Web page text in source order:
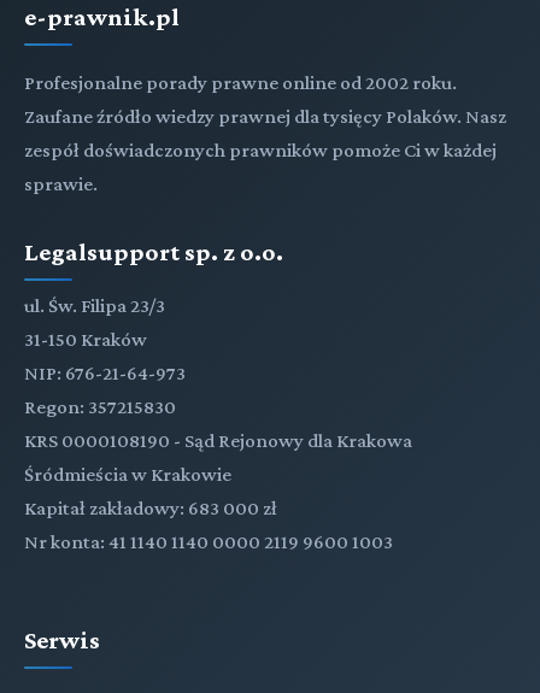
e-prawnik.pl
Profesjonalne porady prawne online od 2002 roku.
Zaufane źródło wiedzy prawnej dla tysięcy Polaków. Nasz
zespół doświadczonych prawników pomoże Ci w każdej
sprawie.
Legalsupport sp. z o.o.
ul. Św. Filipa 23/3
31-150 Kraków
NIP: 676-21-64-973
Regon: 357215830
KRS 0000108190 - Sąd Rejonowy dla Krakowa
Śródmieścia w Krakowie
Kapitał zakładowy: 683 000 zł
Nr konta: 41 1140 1140 0000 2119 9600 1003
Serwis